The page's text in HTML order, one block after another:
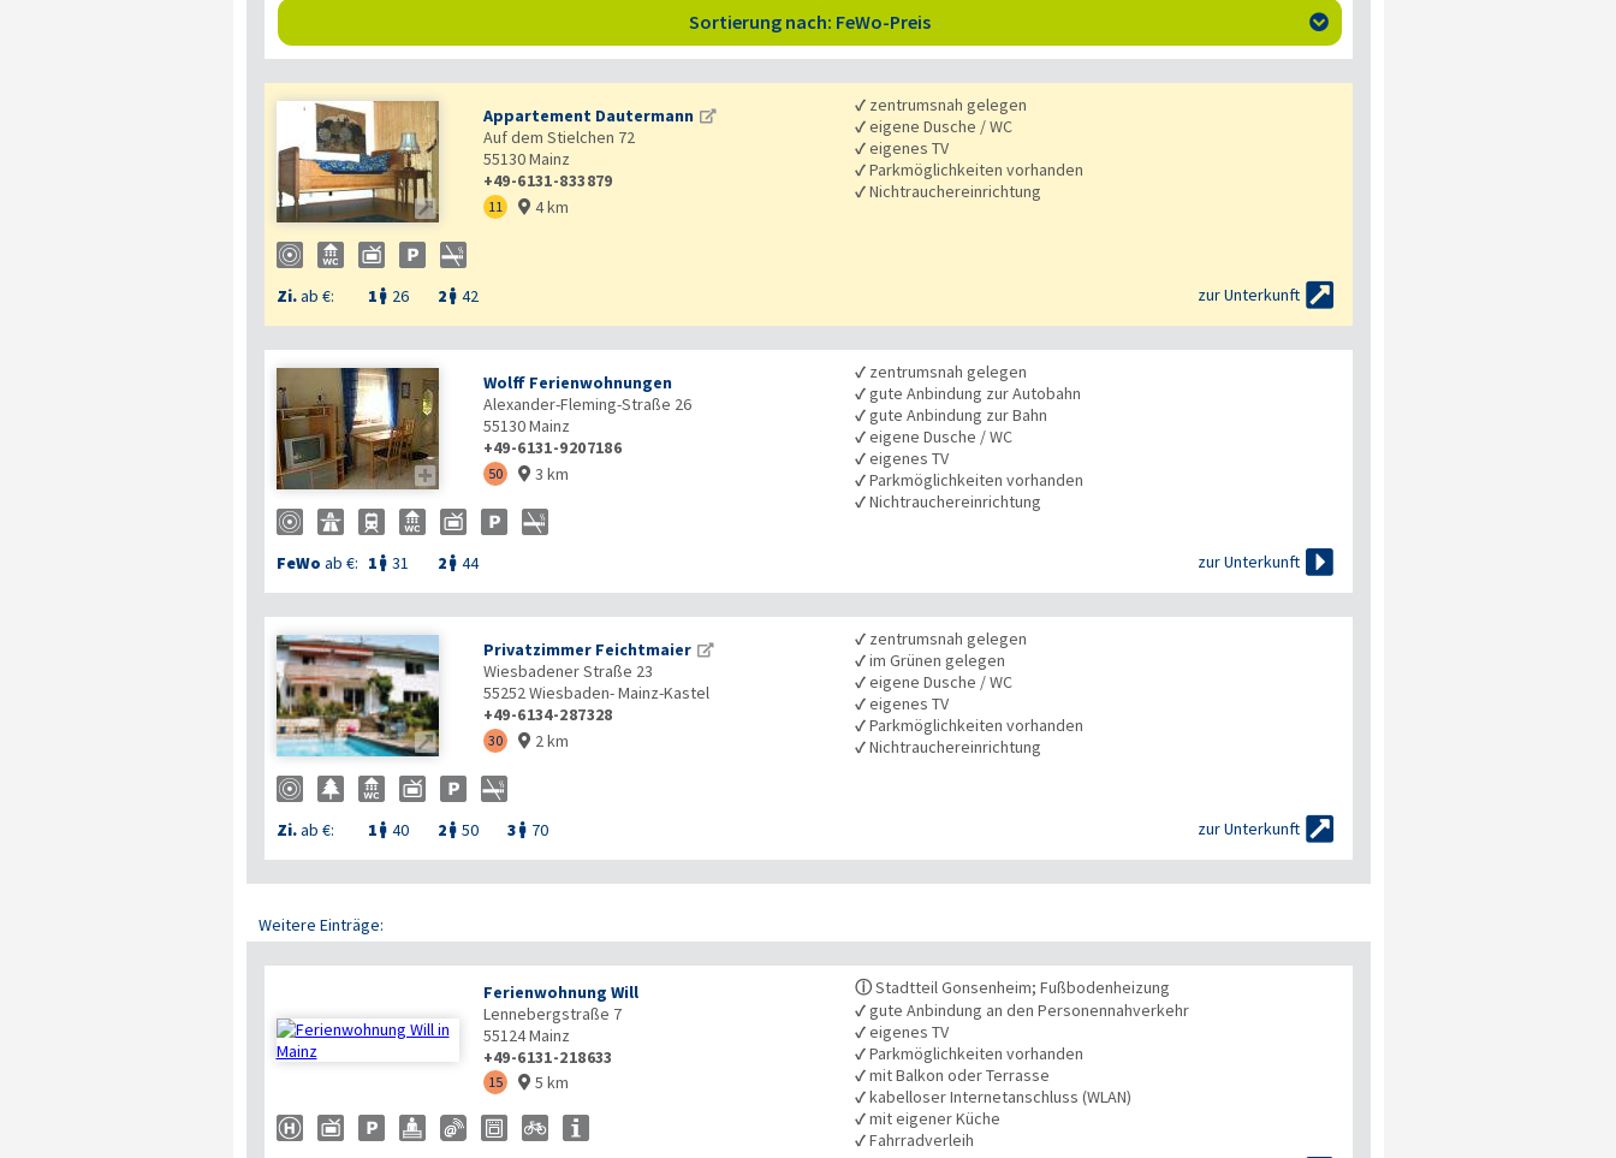
Sortierung nach: FeWo-Preis 

Appartement Dautermann
Auf dem Stielchen 72
55130Mainz
+49-6131-833879
11  4 km
Zi.ab €: 1  26 2  42
✓ zentrumsnah gelegen
✓eigene Dusche / WC
✓eigenes TV
✓Parkmöglichkeiten vorhanden
✓Nichtrauchereinrichtung
zur Unterkunft 

Wolff Ferienwohnungen
Alexander-Fleming-Straße 26
55130Mainz
+49-6131-9207186
50  3 km
FeWo ab €: 1  31 2  44
✓ zentrumsnah gelegen
✓gute Anbindung zur Autobahn
✓gute Anbindung zur Bahn
✓eigene Dusche / WC
✓eigenes TV
✓Parkmöglichkeiten vorhanden
✓Nichtrauchereinrichtung
zur Unterkunft 

Privatzimmer Feichtmaier
Wiesbadener Straße 23
55252Wiesbaden- Mainz-Kastel
+49-6134-287328
30  2 km
Zi.ab €: 1  40 2  50 3  70
✓ zentrumsnah gelegen
✓im Grünen gelegen
✓eigene Dusche / WC
✓eigenes TV
✓Parkmöglichkeiten vorhanden
✓Nichtrauchereinrichtung
zur Unterkunft 
Weitere Einträge:
Ferienwohnung Will
Lennebergstraße 7
55124Mainz
+49-6131-218633
15  5 km
ⓘStadtteil Gonsenheim; Fußbodenheizung
✓gute Anbindung an den Personennahverkehr
✓eigenes TV
✓Parkmöglichkeiten vorhanden
✓mit Balkon oder Terrasse
✓kabelloser Internetanschluss (WLAN)
✓mit eigener Küche
✓Fahrradverleih